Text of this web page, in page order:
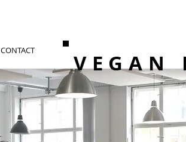
CONTACT VEGAN